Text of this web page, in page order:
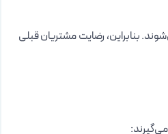
بنابراین، رضایت مشتریان قبلی